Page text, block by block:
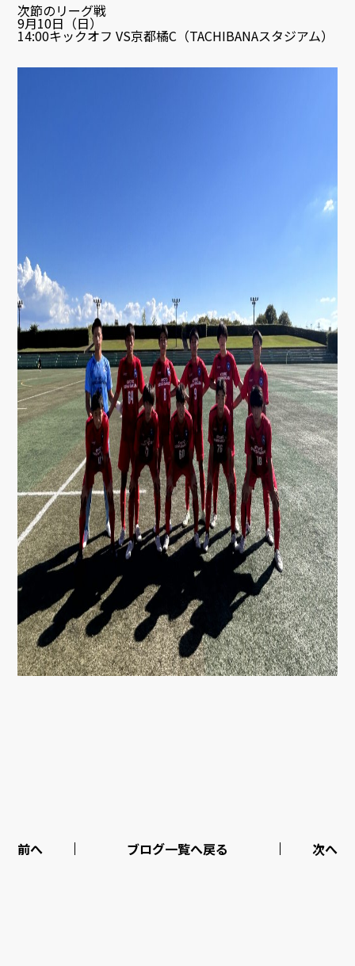
次節のリーグ戦
9月10日（日）
14:00キックオフ VS京都橘C（TACHIBANAスタジアム）
前へ ブログ一覧へ戻る 次へ